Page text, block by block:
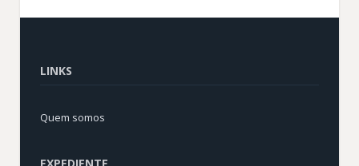
LINKS
Quem somos